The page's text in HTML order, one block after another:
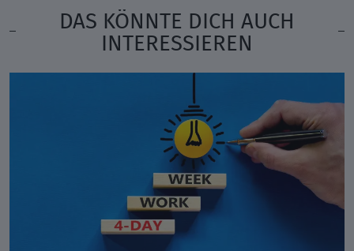
DAS KÖNNTE DICH AUCH
INTERESSIEREN